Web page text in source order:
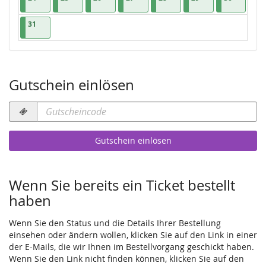
31
Gutschein einlösen
Gutscheincode
erforderlich
Gutschein einlösen
Wenn Sie bereits ein Ticket bestellt
haben
Wenn Sie den Status und die Details Ihrer Bestellung
einsehen oder ändern wollen, klicken Sie auf den Link in einer
der E-Mails, die wir Ihnen im Bestellvorgang geschickt haben.
Wenn Sie den Link nicht finden können, klicken Sie auf den